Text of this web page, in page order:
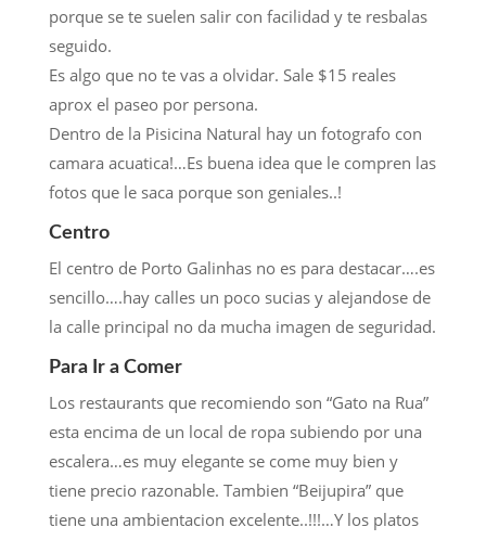
porque se te suelen salir con facilidad y te resbalas
seguido.
Es algo que no te vas a olvidar. Sale $15 reales
aprox el paseo por persona.
Dentro de la Pisicina Natural hay un fotografo con
camara acuatica!…Es buena idea que le compren las
fotos que le saca porque son geniales..!
Centro
El centro de Porto Galinhas no es para destacar….es
sencillo….hay calles un poco sucias y alejandose de
la calle principal no da mucha imagen de seguridad.
Para Ir a Comer
Los restaurants que recomiendo son “Gato na Rua”
esta encima de un local de ropa subiendo por una
escalera…es muy elegante se come muy bien y
tiene precio razonable. Tambien “Beijupira” que
tiene una ambientacion excelente..!!!…Y los platos